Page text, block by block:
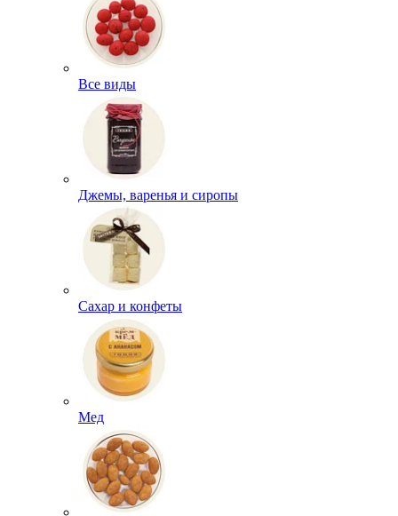
Все виды
Джемы, варенья и сиропы
Сахар и конфеты
Мед